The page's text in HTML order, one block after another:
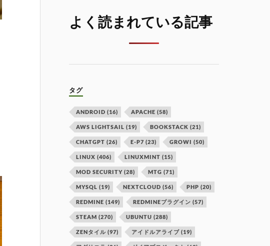
よく読まれている記事
タグ
ANDROID (16) APACHE (58)
AWS LIGHTSAIL (19) BOOKSTACK (21)
CHATGPT (26) E-P7 (23) GROWI (50)
LINUX (406) LINUXMINT (15)
MOD SECURITY (28) MTG (71)
MYSQL (19) NEXTCLOUD (56) PHP (20)
REDMINE (149) REDMINEプラグイン (57)
STEAM (270) UBUNTU (288)
ZENタイル (97) アイドルアライブ (19)